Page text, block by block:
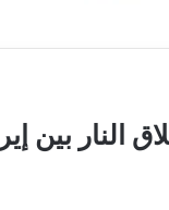
النار بين